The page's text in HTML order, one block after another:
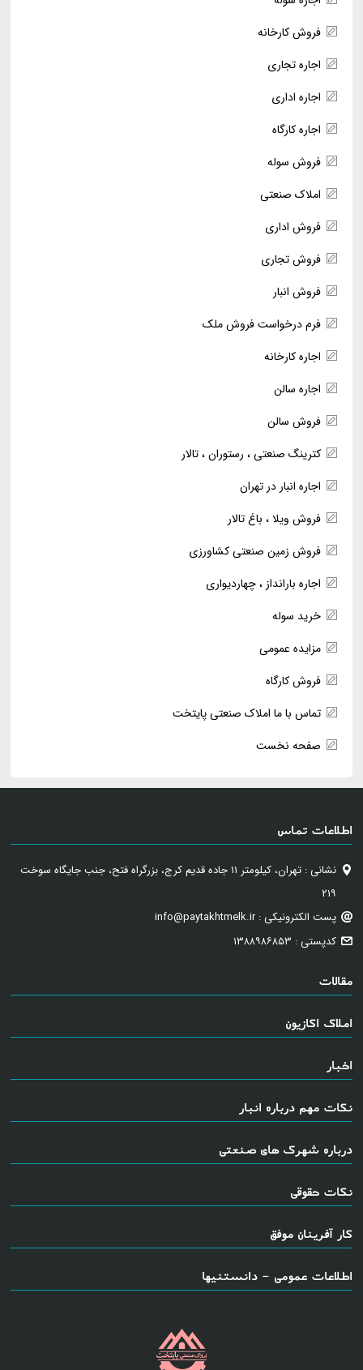
فروش کارخانه
اجاره تجاری
اجاره اداری
اجاره کارگاه
فروش سوله
املاک صنعتی
فروش اداری
فروش تجاری
فروش انبار
فرم درخواست فروش ملک
اجاره کارخانه
اجاره سالن
فروش سالن
کترینگ صنعتی ، رستوران ، تالار
اجاره انبار در تهران
فروش ویلا ، باغ تالار
فروش زمین صنعتی کشاورزی
اجاره بارانداز ، چهاردیواری
خرید سوله
مزایده عمومی
فروش کارگاه
تماس با ما املاک صنعتی پایتخت
صفحه نخست
اطلاعات تماس
نشانی : تهران، کیلومتر ۱۱ جاده قدیم کرج، بزرگراه فتح، جنب جایگاه سوخت
۲۱۹
پست الکترونیکی : info@paytakhtmelk.ir
کدپستی : ۱۳۸۸۹۸۶۸۵۳
مقالات
املاک اکازیون
اخبار
نکات مهم درباره انبار
درباره شهرک های صنعتی
نکات حقوقی
کار آفرینان موفق
اطلاعات عمومی - دانستنیها